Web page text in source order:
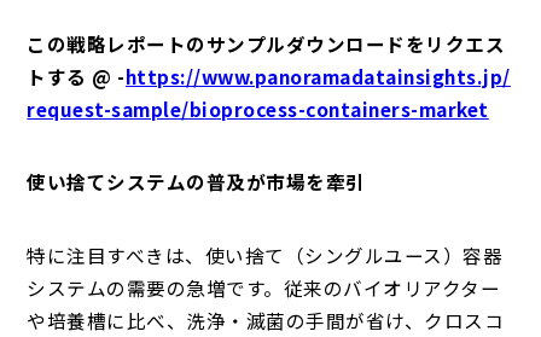
この戦略レポートのサンプルダウンロードをリクエス
トする @ -https://www.panoramadatainsights.jp/
request-sample/bioprocess-containers-market
使い捨てシステムの普及が市場を牽引
特に注目すべきは、使い捨て（シングルユース）容器
システムの需要の急増です。従来のバイオリアクター
や培養槽に比べ、洗浄・滅菌の手間が省け、クロスコ